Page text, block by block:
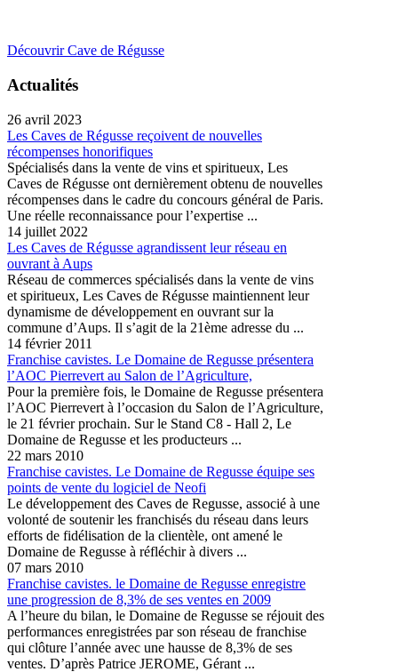
Découvrir Cave de Régusse
Actualités
26 avril 2023
Les Caves de Régusse reçoivent de nouvelles
récompenses honorifiques
Spécialisés dans la vente de vins et spiritueux, Les
Caves de Régusse ont dernièrement obtenu de nouvelles
récompenses dans le cadre du concours général de Paris.
Une réelle reconnaissance pour l’expertise ...
14 juillet 2022
Les Caves de Régusse agrandissent leur réseau en
ouvrant à Aups
Réseau de commerces spécialisés dans la vente de vins
et spiritueux, Les Caves de Régusse maintiennent leur
dynamisme de développement en ouvrant sur la
commune d’Aups. Il s’agit de la 21ème adresse du ...
14 février 2011
Franchise cavistes. Le Domaine de Regusse présentera
l’AOC Pierrevert au Salon de l’Agriculture,
Pour la première fois, le Domaine de Regusse présentera
l’AOC Pierrevert à l’occasion du Salon de l’Agriculture,
le 21 février prochain. Sur le Stand C8 - Hall 2, Le
Domaine de Regusse et les producteurs ...
22 mars 2010
Franchise cavistes. Le Domaine de Regusse équipe ses
points de vente du logiciel de Neofi
Le développement des Caves de Regusse, associé à une
volonté de soutenir les franchisés du réseau dans leurs
efforts de fidélisation de la clientèle, ont amené le
Domaine de Regusse à réfléchir à divers ...
07 mars 2010
Franchise cavistes. le Domaine de Regusse enregistre
une progression de 8,3% de ses ventes en 2009
A l’heure du bilan, le Domaine de Regusse se réjouit des
performances enregistrées par son réseau de franchise
qui clôture l’année avec une hausse de 8,3% de ses
ventes. D’après Patrice JEROME, Gérant ...